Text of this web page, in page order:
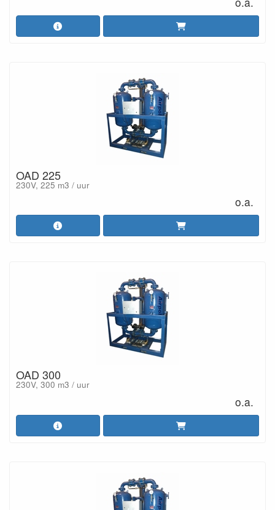
OAD 225
230V, 225 m3 / uur
o.a.
OAD 300
230V, 300 m3 / uur
o.a.